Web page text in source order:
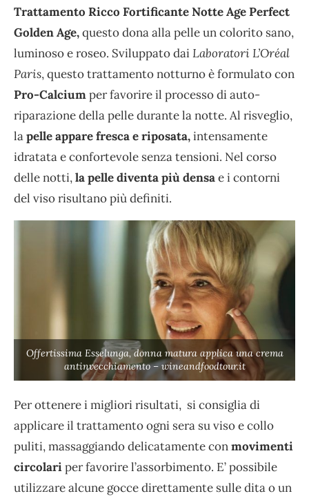
Trattamento Ricco Fortificante Notte Age Perfect
Golden Age,questo dona alla pelle un colorito sano,
luminoso e roseo. Sviluppato daiLaboratori L’Oréal
Paris, questo trattamento notturno è formulato con
Pro-Calciumper favorire il processo di auto-
riparazione della pelle durante la notte. Al risveglio,
lapelle appare fresca e riposata,intensamente
idratata e confortevole senza tensioni. Nel corso
delle notti,la pelle diventa più densae i contorni
del viso risultano più definiti.
Offertissima Esselunga, donna matura applica una crema
antinvecchiamento – wineandfoodtour.it
Per ottenere i migliori risultati, si consiglia di
applicare il trattamento ogni sera su viso e collo
puliti, massaggiando delicatamente conmovimenti
circolariper favorire l’assorbimento. E’ possibile
utilizzare alcune gocce direttamente sulle dita o un